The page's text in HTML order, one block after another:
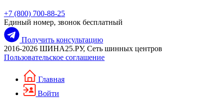
+7 (800) 700-88-25
Единый номер, звонок бесплатный
Получить консультацию
2016-2026 ШИНА25.РУ, Сеть шинных центров
Пользовательское соглашение
Главная
Войти